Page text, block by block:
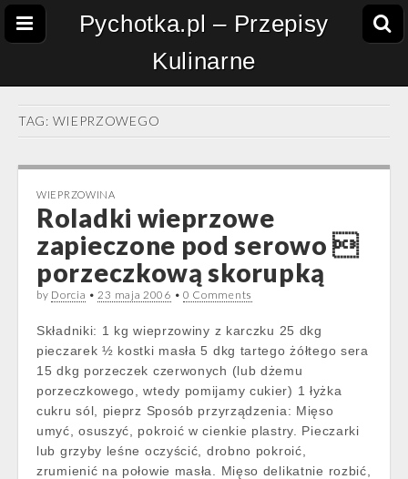
Pychotka.pl – Przepisy
Kulinarne
TAG: WIEPRZOWEGO
WIEPRZOWINA
Roladki wieprzowe
zapieczone pod serowo 
porzeczkową skorupką
by Dorcia •23 maja 2006 • 0 Comments
Składniki: 1 kg wieprzowiny z karczku 25 dkg
pieczarek ½ kostki masła 5 dkg tartego żółtego sera
15 dkg porzeczek czerwonych (lub dżemu
porzeczkowego, wtedy pomijamy cukier) 1 łyżka
cukru sól, pieprz Sposób przyrządzenia: Mięso
umyć, osuszyć, pokroić w cienkie plastry. Pieczarki
lub grzyby leśne oczyścić, drobno pokroić,
zrumienić na połowie masła. Mięso delikatnie rozbić,